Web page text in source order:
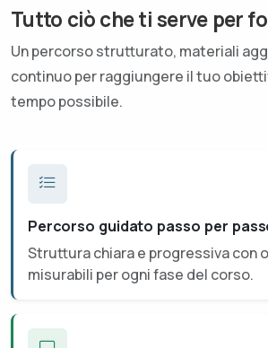
Tutto ciò che ti serve per
Un percorso strutturato, materiali
continuo per raggiungere il tuo
tempo possibile.
Percorso guidato passo per
Struttura chiara e progressiva con
misurabili per ogni fase del corso.